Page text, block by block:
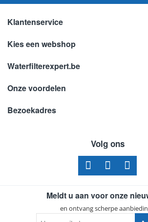
Klantenservice
Kies een webshop
Waterfilterexpert.be
Onze voordelen
Bezoekadres
Volg ons
Meldt u aan voor onze
en ontvang scherpe